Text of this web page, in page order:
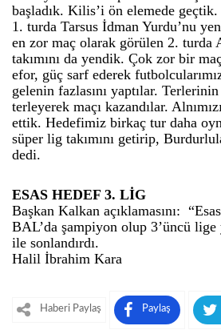
başladık. Kilis’i ön elemede geçtik.
1. turda Tarsus İdman Yurdu’nu
en zor maç olarak görülen 2. turda
takımını da yendik. Çok zor bir
efor, güç sarf ederek
gelenin fazlasını yaptılar.
terleyerek maçı kazandılar.
ettik. Hedefimiz birkaç tur daha
süper lig takımını getirip,
dedi.
ESAS HEDEF 3. LİG
Başkan Kalkan açıklamasını:
BAL’da şampiyon olup 3’üncü
ile sonlandırdı.
Halil İbrahim Kara
Haberi Paylaş Paylaş